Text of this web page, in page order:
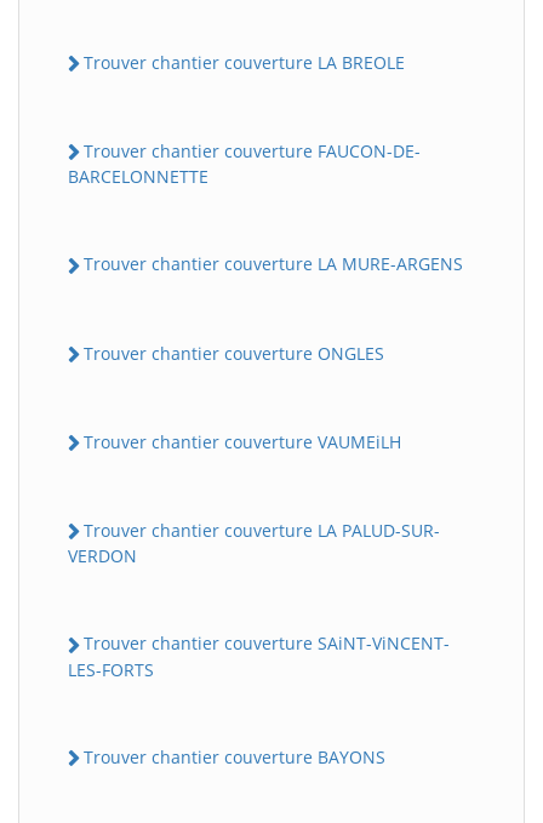
Trouver chantier couverture LA BREOLE
Trouver chantier couverture FAUCON-DE-
BARCELONNETTE
Trouver chantier couverture LA MURE-ARGENS
Trouver chantier couverture ONGLES
Trouver chantier couverture VAUMEiLH
Trouver chantier couverture LA PALUD-SUR-
VERDON
Trouver chantier couverture SAiNT-ViNCENT-
LES-FORTS
Trouver chantier couverture BAYONS